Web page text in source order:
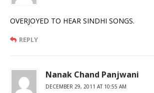
OVERJOYED TO HEAR SINDHI SONGS.
REPLY
Nanak Chand Panjwani
DECEMBER 29, 2011 AT 10:55 AM